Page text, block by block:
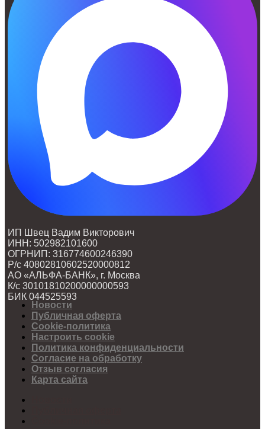
ИП Швец Вадим Викторович
ИНН: 502982101600
ОГРНИП: 316774600246390
Р/с 40802810602520000812
АО «АЛЬФА-БАНК», г. Москва
К/с 30101810200000000593
БИК 044525593
Новости
Публичная оферта
Cookie-политика
Настроить cookie
Политика конфиденциальности
Согласие на обработку
Отзыв согласия
Карта сайта